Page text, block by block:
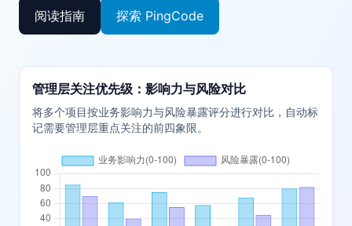
阅读指南 探索 PingCode
管理层关注优先级：影响力与风险对比
将多个项目按业务影响力与风险暴露评分进行对比，自动标
记需要管理层重点关注的前四象限。